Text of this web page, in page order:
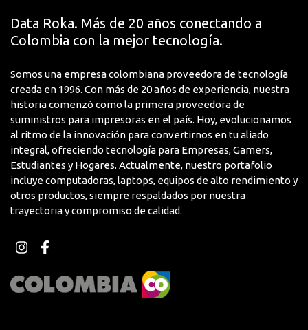
Equilibrio perfecto entre capacidad de almacenamiento
generosa, rendimiento multitarea confiable y precio
accesible, respaldado por la confianza de la marca
Lenovo
Características Principales
Procesador MediaTek de alto rendimiento y
eficiencia energética
4GB de memoria RAM para multitarea fluida
128GB de almacenamiento interno eMMC 5.1
Diseño detachable versátil y portátil
Marca Lenovo con garantía de calidad mundial
Ideal para trabajo, estudio y entretenimiento
Data Roka. Más de 20 años conectando a
Colombia con la mejor tecnología.
Somos una empresa colombiana proveedora de tecnología
creada en 1996. Con más de 20 años de experiencia, nuestra
historia comenzó como la primera proveedora de
suministros para impresoras en el país. Hoy, evolucionamos
al ritmo de la innovación para convertirnos en tu aliado
integral, ofreciendo tecnología para Empresas, Gamers,
Estudiantes y Hogares. Actualmente, nuestro portafolio
incluye computadoras, laptops, equipos de alto rendimiento y
otros productos, siempre respaldados por nuestra
trayectoria y compromiso de calidad.